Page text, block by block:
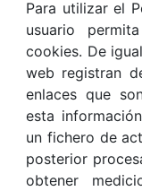
Para utilizar el
usuario
cookies. De
web registran
enlaces que
esta
un fichero de
posterior
obtener